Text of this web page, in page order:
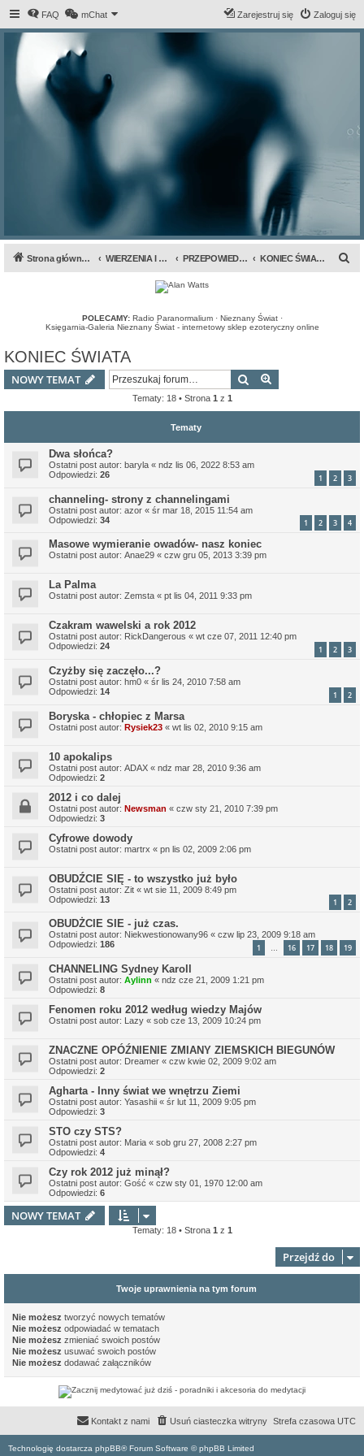
FAQ mChat Zaloguj się
Zarejestruj się
Strona główna forum WIERZENIA I PRZEPOWIEDNIE PRZEPOWIEDNIE I PROROCTWA KONIEC ŚWIATA
POLECAMY: Radio Paranormalium· Nieznany Świat·
Księgarnia-Galeria Nieznany Świat - internetowy sklep ezoteryczny online
KONIEC ŚWIATA
NOWY TEMAT Szukaj
Tematy: 18 • Strona 1 z 1
Tematy
Dwa słońca?
Ostatni post autor: baryla « ndz lis 06, 2022 8:53 am
Odpowiedzi: 26 1 2 3
channeling- strony z channelingami
Ostatni post autor: azor « śr mar 18, 2015 11:54 am
Odpowiedzi: 34 1 2 3 4
Masowe wymieranie owadów- nasz koniec
Ostatni post autor: Anae29 « czw gru 05, 2013 3:39 pm
La Palma
Ostatni post autor: Zemsta « pt lis 04, 2011 9:33 pm
Czakram wawelski a rok 2012
Ostatni post autor: RickDangerous « wt cze 07, 2011 12:40 pm
Odpowiedzi: 24 1 2 3
Czyżby się zaczęło...?
Ostatni post autor: hm0 « śr lis 24, 2010 7:58 am
Odpowiedzi: 14 1 2
Boryska - chłopiec z Marsa
Ostatni post autor: Rysiek23 « wt lis 02, 2010 9:15 am
10 apokalips
Ostatni post autor: ADAX « ndz mar 28, 2010 9:36 am
Odpowiedzi: 2
2012 i co dalej
Ostatni post autor: Newsman « czw sty 21, 2010 7:39 pm
Odpowiedzi: 3
Cyfrowe dowody
Ostatni post autor: martrx « pn lis 02, 2009 2:06 pm
OBUDŹCIE SIĘ - to wszystko już było
Ostatni post autor: Zit « wt sie 11, 2009 8:49 pm
Odpowiedzi: 13 1 2
OBUDŻCIE SIE - już czas.
Ostatni post autor: Niekwestionowany96 « czw lip 23, 2009 9:18 am
Odpowiedzi: 186 1 … 16 17 18 19
CHANNELING Sydney Karoll
Ostatni post autor: Aylinn « ndz cze 21, 2009 1:21 pm
Odpowiedzi: 8
Fenomen roku 2012 według wiedzy Majów
Ostatni post autor: Lazy « sob cze 13, 2009 10:24 pm
ZNACZNE OPÓŹNIENIE ZMIANY ZIEMSKICH BIEGUNÓW
Ostatni post autor: Dreamer « czw kwie 02, 2009 9:02 am
Odpowiedzi: 2
Agharta - Inny świat we wnętrzu Ziemi
Ostatni post autor: Yasashii « śr lut 11, 2009 9:05 pm
Odpowiedzi: 3
STO czy STS?
Ostatni post autor: Maria « sob gru 27, 2008 2:27 pm
Odpowiedzi: 4
Czy rok 2012 już minął?
Ostatni post autor: Gość « czw sty 01, 1970 12:00 am
Odpowiedzi: 6
NOWY TEMAT
Tematy: 18 • Strona 1 z 1
Przejdź do
Twoje uprawnienia na tym forum
Nie możesz tworzyć nowych tematów
Nie możesz odpowiadać w tematach
Nie możesz zmieniać swoich postów
Nie możesz usuwać swoich postów
Nie możesz dodawać załączników
Strefa czasowa UTC
Usuń ciasteczka witryny
Kontakt z nami
Technologię dostarcza phpBB® Forum Software © phpBB Limited